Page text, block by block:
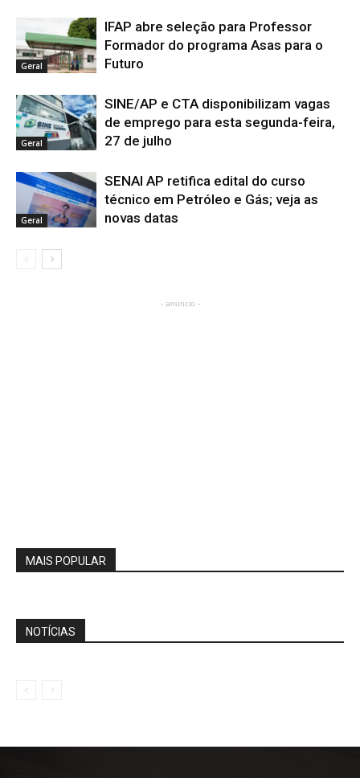
Geral
IFAP abre seleção para Professor
Formador do programa Asas para o
Futuro
Geral
SINE/AP e CTA disponibilizam vagas
de emprego para esta segunda-feira,
27 de julho
Geral
SENAI AP retifica edital do curso
técnico em Petróleo e Gás; veja as
novas datas
- anuncio -
MAIS POPULAR
NOTÍCIAS